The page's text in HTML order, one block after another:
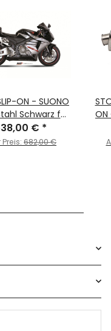
ON - SUONO
Schwarz für
- CBR 600 RR BJ.
2006 - UH.027.L9
€ *
682,00 €
ON